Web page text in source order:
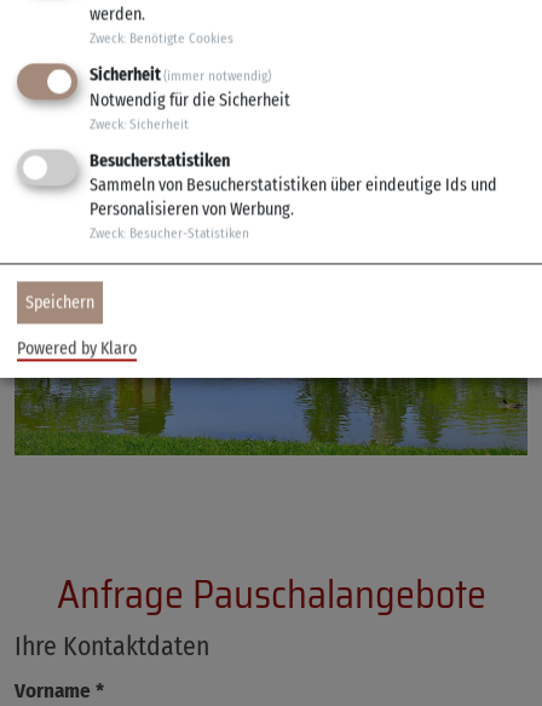
Anfrage Pauschalangebote
Ihre Kontaktdaten
Vorname *
werden.
Zweck: Benötigte Cookies
Sicherheit(immer notwendig)
Notwendig für die Sicherheit
Zweck: Sicherheit
Besucherstatistiken
Sammeln von Besucherstatistiken über eindeutige Ids und
Personalisieren von Werbung.
Zweck: Besucher-Statistiken
Speichern
Powered by Klaro